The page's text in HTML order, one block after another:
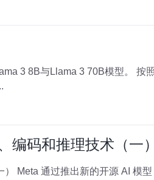
编码和推理技术（一）